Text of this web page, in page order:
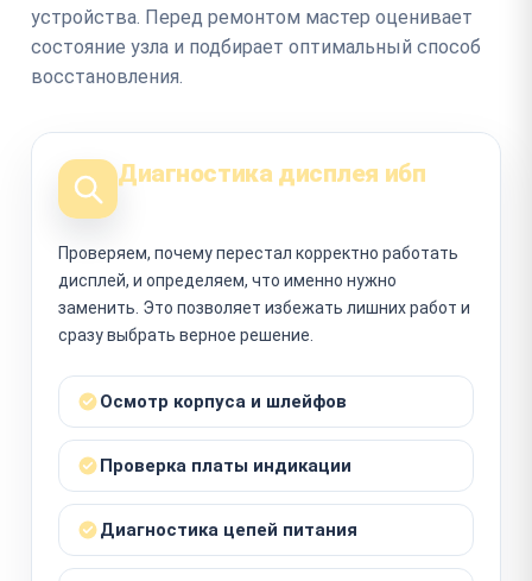
устройства. Перед ремонтом мастер оценивает
состояние узла и подбирает оптимальный способ
восстановления.
Диагностика дисплея ибп
Проверяем, почему перестал корректно работать
дисплей, и определяем, что именно нужно
заменить. Это позволяет избежать лишних работ и
сразу выбрать верное решение.
Осмотр корпуса и шлейфов
Проверка платы индикации
Диагностика цепей питания